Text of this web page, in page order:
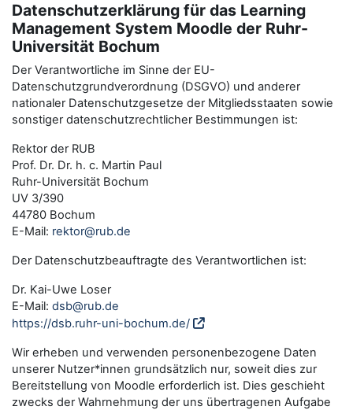
Datenschutzerklärung für das Learning
Management System Moodle der Ruhr-
Universität Bochum
Der Verantwortliche im Sinne der EU-
Datenschutzgrundverordnung (DSGVO) und anderer
nationaler Datenschutzgesetze der Mitgliedsstaaten sowie
sonstiger datenschutzrechtlicher Bestimmungen ist:
Rektor der RUB
Prof. Dr. Dr. h. c. Martin Paul
Ruhr-Universität Bochum
UV 3/390
44780 Bochum
E-Mail: rektor@rub.de
Der Datenschutzbeauftragte des Verantwortlichen ist:
Dr. Kai-Uwe Loser
E-Mail: dsb@rub.de
https://dsb.ruhr-uni-bochum.de/
Wir erheben und verwenden personenbezogene Daten
unserer Nutzer*innen grundsätzlich nur, soweit dies zur
Bereitstellung von Moodle erforderlich ist. Dies geschieht
zwecks der Wahrnehmung der uns übertragenen Aufgabe